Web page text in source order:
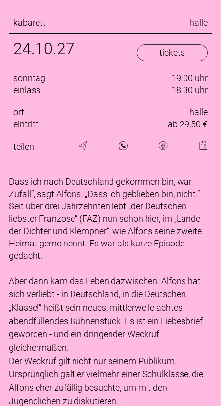
kabarett halle
24.10.27 tickets
sonntag
19:00 uhr
einlass
18:30 uhr
ort
halle
eintritt
ab 29,50 €
teilen
Dass ich nach Deutschland gekommen bin, war
Zufall“, sagt Alfons. „Dass ich geblieben bin, nicht.“
Seit über drei Jahrzehnten lebt „der Deutschen
liebster Franzose“ (FAZ) nun schon hier, im „Lande
der Dichter und Klempner“, wie Alfons seine zweite
Heimat gerne nennt. Es war als kurze Episode
gedacht.
Aber dann kam das Leben dazwischen: Alfons hat
sich verliebt - in Deutschland, in die Deutschen.
„Klasse!“ heißt sein neues, mittlerweile achtes
abendfüllendes Bühnenstück. Es ist ein Liebesbrief
geworden - und ein dringender Weckruf
gleichermaßen.
Der Weckruf gilt nicht nur seinem Publikum.
Ursprünglich galt er vielmehr einer Schulklasse, die
Alfons eher zufällig besuchte, um mit den
Jugendlichen zu diskutieren.